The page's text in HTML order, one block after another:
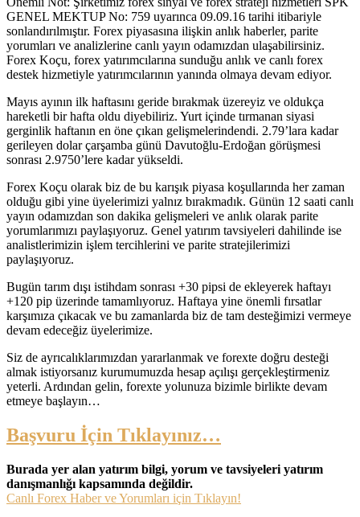
GENEL MEKTUP No: 759 uyarınca 09.09.16 tarihi itibariyle
sonlandırılmıştır. Forex piyasasına ilişkin anlık haberler, parite
yorumları ve analizlerine canlı yayın odamızdan ulaşabilirsiniz.
Forex Koçu, forex yatırımcılarına sunduğu anlık ve canlı forex
destek hizmetiyle yatırımcılarının yanında olmaya devam ediyor.
Mayıs ayının ilk haftasını geride bırakmak üzereyiz ve oldukça
hareketli bir hafta oldu diyebiliriz. Yurt içinde tırmanan siyasi
gerginlik haftanın en öne çıkan gelişmelerindendi. 2.79’lara kadar
gerileyen dolar çarşamba günü Davutoğlu-Erdoğan görüşmesi
sonrası 2.9750’lere kadar yükseldi.
Forex Koçu olarak biz de bu karışık piyasa koşullarında her zaman
olduğu gibi yine üyelerimizi yalnız bırakmadık. Günün 12 saati canlı
yayın odamızdan son dakika gelişmeleri ve anlık olarak parite
yorumlarımızı paylaşıyoruz. Genel yatırım tavsiyeleri dahilinde ise
analistlerimizin işlem tercihlerini ve parite stratejilerimizi
paylaşıyoruz.
Bugün tarım dışı istihdam sonrası +30 pipsi de ekleyerek haftayı
+120 pip üzerinde tamamlıyoruz. Haftaya yine önemli fırsatlar
karşımıza çıkacak ve bu zamanlarda biz de tam desteğimizi vermeye
devam edeceğiz üyelerimize.
Siz de ayrıcalıklarımızdan yararlanmak ve forexte doğru desteği
almak istiyorsanız kurumumuzda hesap açılışı gerçekleştirmeniz
yeterli. Ardından gelin, forexte yolunuza bizimle birlikte devam
etmeye başlayın…
Başvuru İçin Tıklayınız…
Burada yer alan yatırım bilgi, yorum ve tavsiyeleri yatırım
danışmanlığı kapsamında değildir.
Canlı Forex Haber ve Yorumları için Tıklayın!